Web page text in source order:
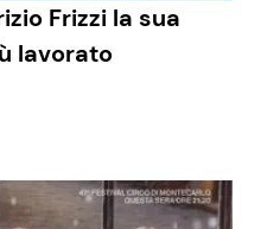
Cucina e Ricette
Le Ricette in TV
Frizzi la sua
lavorato